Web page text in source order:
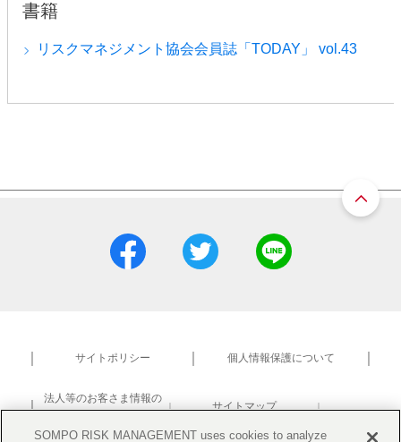
書籍
リスクマネジメント協会会員誌「TODAY」 vol.43
サイトポリシー 個人情報保護について
法人等のお客さま情報の
共同利用について
サイトマップ
研究活動における不正防止
SOMPO RISK MANAGEMENT uses cookies to analyze